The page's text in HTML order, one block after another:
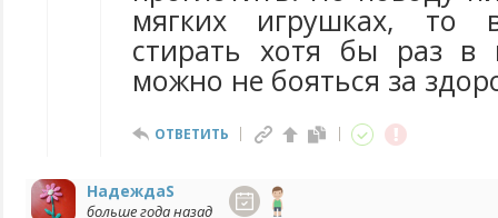
мягких игрушках, то
стирать хотя бы раз в
можно не бояться за
ОТВЕТИТЬ
НадеждаS
больше года назад